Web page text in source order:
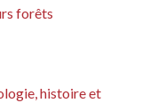
forêts
histoire et